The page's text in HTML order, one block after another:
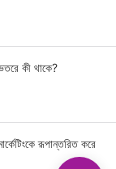
কী থাকে?
রূপান্তরিত করে